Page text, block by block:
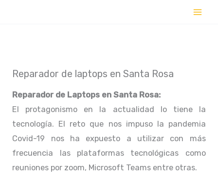
Reparador de laptops en Santa Rosa
Reparador de Laptops en Santa Rosa:
El protagonismo en la actualidad lo tiene la
tecnología. El reto que nos impuso la pandemia
Covid-19 nos ha expuesto a utilizar con más
frecuencia las plataformas tecnológicas como
reuniones por zoom, Microsoft Teams entre otras.